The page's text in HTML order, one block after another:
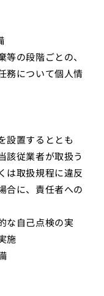
の段階ごとの、
務について個人情
設置するととも
該従業者が取扱う
は取扱規程に違反
合に、責任者への
な自己点検の実
施